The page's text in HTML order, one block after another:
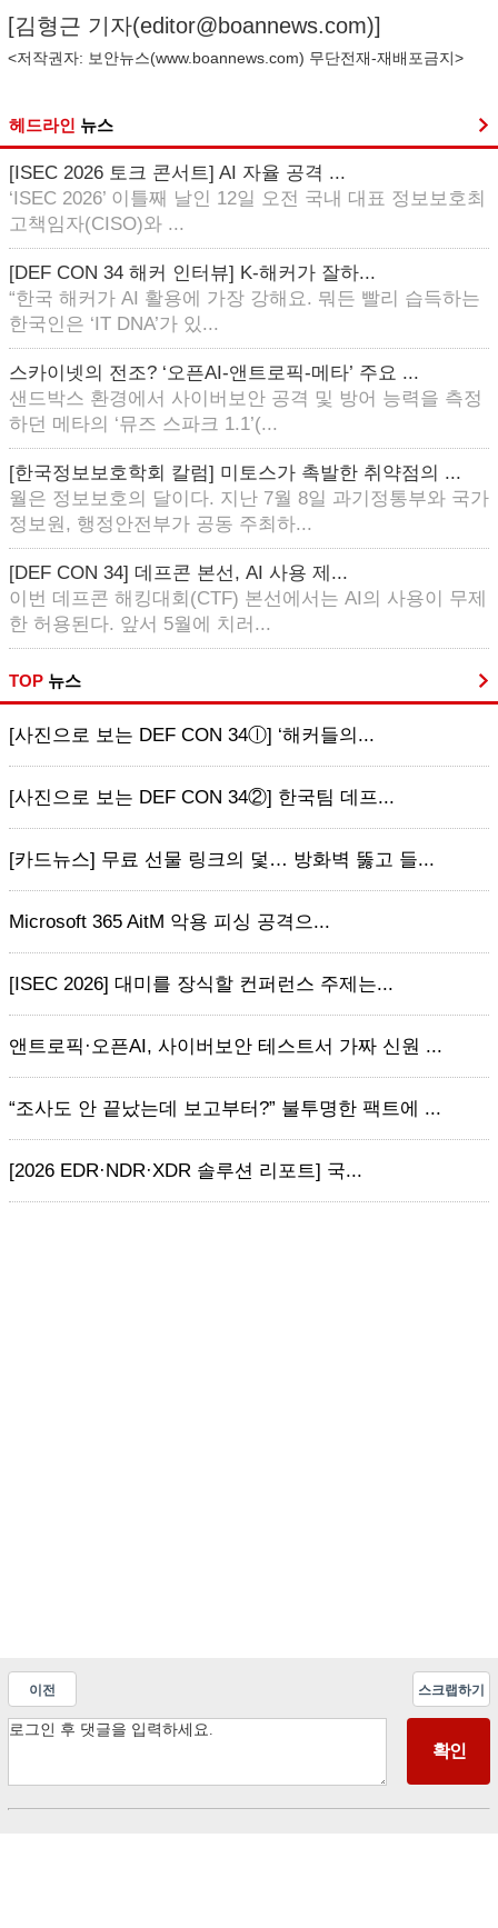
[김형근 기자(editor@boannews.com)]
<저작권자: 보안뉴스(www.boannews.com) 무단전재-재배포금지>
헤드라인 뉴스
[ISEC 2026 토크 콘서트] AI 자율 공격 ...
‘ISEC 2026’ 이틀째 날인 12일 오전 국내 대표 정보보호최
고책임자(CISO)와 ...
[DEF CON 34 해커 인터뷰] K-해커가 잘하...
“한국 해커가 AI 활용에 가장 강해요. 뭐든 빨리 습득하는
한국인은 ‘IT DNA’가 있...
스카이넷의 전조? ‘오픈AI-앤트로픽-메타’ 주요 ...
샌드박스 환경에서 사이버보안 공격 및 방어 능력을 측정
하던 메타의 ‘뮤즈 스파크 1.1’(...
[한국정보보호학회 칼럼] 미토스가 촉발한 취약점의 ...
월은 정보보호의 달이다. 지난 7월 8일 과기정통부와 국가
정보원, 행정안전부가 공동 주최하...
[DEF CON 34] 데프콘 본선, AI 사용 제...
이번 데프콘 해킹대회(CTF) 본선에서는 AI의 사용이 무제
한 허용된다. 앞서 5월에 치러...
TOP 뉴스
[사진으로 보는 DEF CON 34ⓛ] ‘해커들의...
[사진으로 보는 DEF CON 34②] 한국팀 데프...
[카드뉴스] 무료 선물 링크의 덫… 방화벽 뚫고 들...
Microsoft 365 AitM 악용 피싱 공격으...
[ISEC 2026] 대미를 장식할 컨퍼런스 주제는...
앤트로픽·오픈AI, 사이버보안 테스트서 가짜 신원 ...
“조사도 안 끝났는데 보고부터?” 불투명한 팩트에 ...
[2026 EDR·NDR·XDR 솔루션 리포트] 국...
이전 스크랩하기